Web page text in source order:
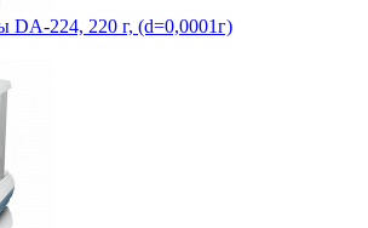
DA-224, 220 г, (d=0,0001г)